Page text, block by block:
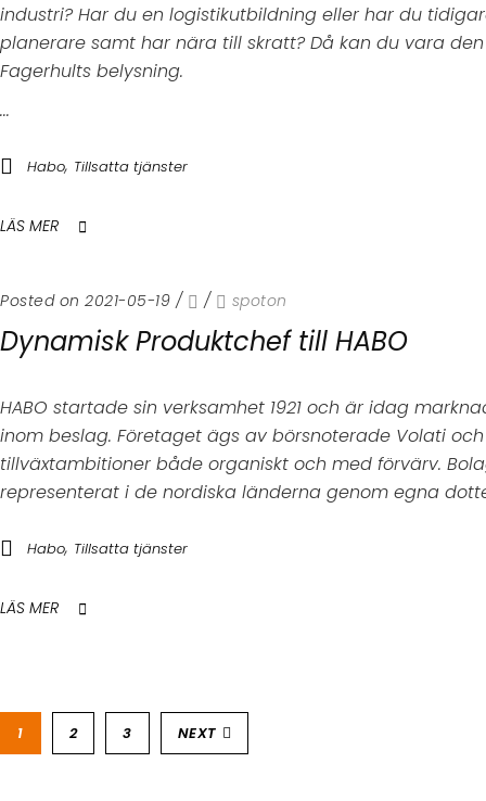
industri? Har du en logistikutbildning eller har du
planerare samt har nära till skratt? Då kan du vara
Fagerhults belysning.
...
Habo, Tillsatta tjänster
LÄS MER
Posted on 2021-05-19 / / spoton
Dynamisk Produktchef till HABO
HABO startade sin verksamhet 1921 och är idag
inom beslag. Företaget ägs av börsnoterade Volati
tillväxtambitioner både organiskt och med förvärv.
representerat i de nordiska länderna genom egna
Habo, Tillsatta tjänster
LÄS MER
1 2 3 NEXT